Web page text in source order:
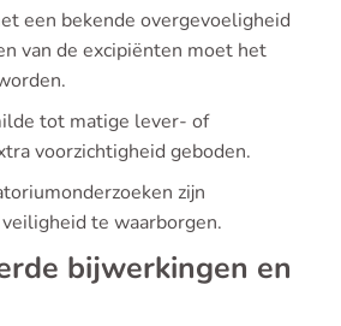
een bekende overgevoeligheid
van de excipiënten moet het
tot matige lever- of
voorzichtigheid geboden.
zijn
te waarborgen.
bijwerkingen en